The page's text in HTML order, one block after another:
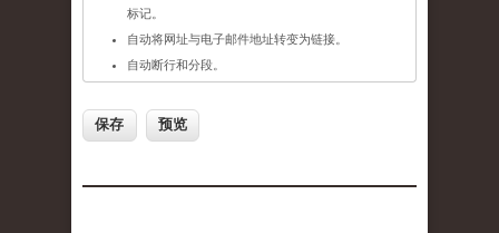
标记。
自动将网址与电子邮件地址转变为链接。
自动断行和分段。